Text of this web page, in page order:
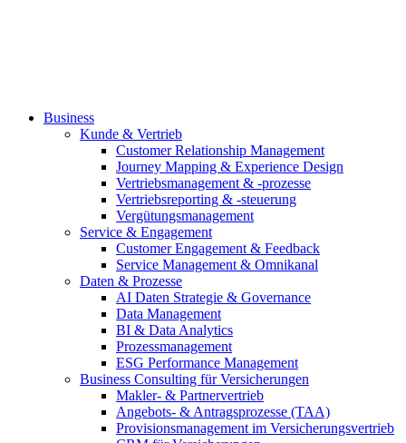
Business
Kunde & Vertrieb
Customer Relationship Management
Journey Mapping & Experience Design
Vertriebsmanagement & -prozesse
Vertriebsreporting & -steuerung
Vergütungsmanagement
Service & Engagement
Customer Engagement & Feedback
Service Management & Omnikanal
Daten & Prozesse
AI Daten Strategie & Governance
Data Management
BI & Data Analytics
Prozessmanagement
ESG Performance Management
Business Consulting für Versicherungen
Makler- & Partnervertrieb
Angebots- & Antragsprozesse (TAA)
Provisionsmanagement im Versicherungsvertrieb